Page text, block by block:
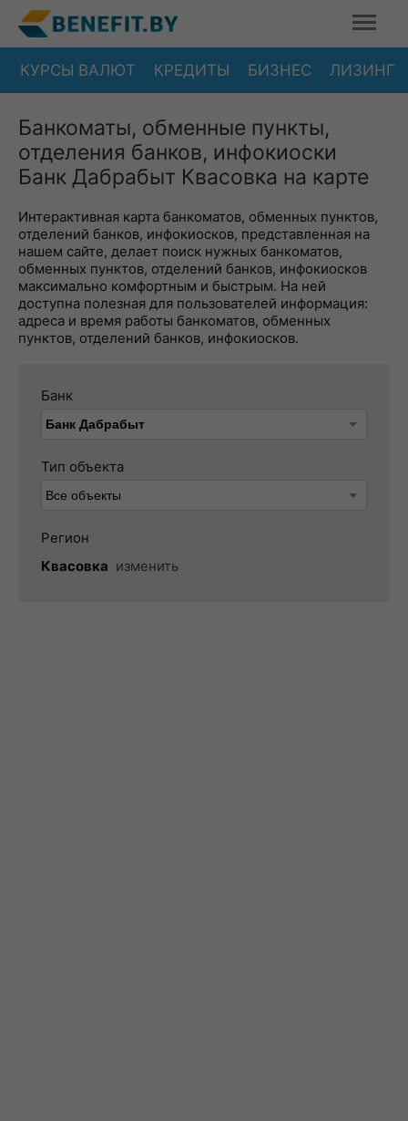
КУРСЫ ВАЛЮТ КРЕДИТЫ БИЗНЕС ЛИЗИНГ
Банкоматы, обменные пункты,
отделения банков, инфокиоски
Банк Дабрабыт Квасовка на карте
Интерактивная карта банкоматов, обменных пунктов,
отделений банков, инфокиосков, представленная на
нашем сайте, делает поиск нужных банкоматов,
обменных пунктов, отделений банков, инфокиосков
максимально комфортным и быстрым. На ней
доступна полезная для пользователей информация:
адреса и время работы банкоматов, обменных
пунктов, отделений банков, инфокиосков.
Банк
Тип объекта
Регион
Квасовка изменить